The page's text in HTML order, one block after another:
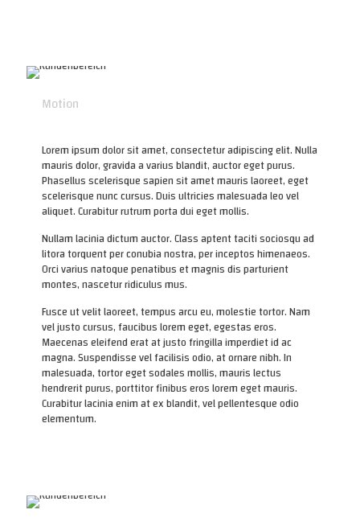
Motion
Lorem ipsum dolor sit amet, consectetur adipiscing elit. Nulla
mauris dolor, gravida a varius blandit, auctor eget purus.
Phasellus scelerisque sapien sit amet mauris laoreet, eget
scelerisque nunc cursus. Duis ultricies malesuada leo vel
aliquet. Curabitur rutrum porta dui eget mollis.
Nullam lacinia dictum auctor. Class aptent taciti sociosqu ad
litora torquent per conubia nostra, per inceptos himenaeos.
Orci varius natoque penatibus et magnis dis parturient
montes, nascetur ridiculus mus.
Fusce ut velit laoreet, tempus arcu eu, molestie tortor. Nam
vel justo cursus, faucibus lorem eget, egestas eros.
Maecenas eleifend erat at justo fringilla imperdiet id ac
magna. Suspendisse vel facilisis odio, at ornare nibh. In
malesuada, tortor eget sodales mollis, mauris lectus
hendrerit purus, porttitor finibus eros lorem eget mauris.
Curabitur lacinia enim at ex blandit, vel pellentesque odio
elementum.